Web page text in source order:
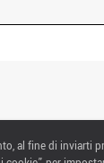
al fine di inviarti